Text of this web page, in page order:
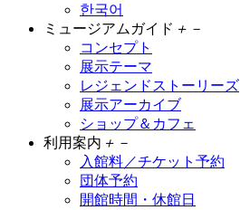
한국어
ミュージアムガイド ＋ －
コンセプト
展示テーマ
レジェンドストーリーズ
展示アーカイブ
ショップ＆カフェ
利用案内 ＋ －
入館料／チケット予約
団体予約
開館時間・休館日